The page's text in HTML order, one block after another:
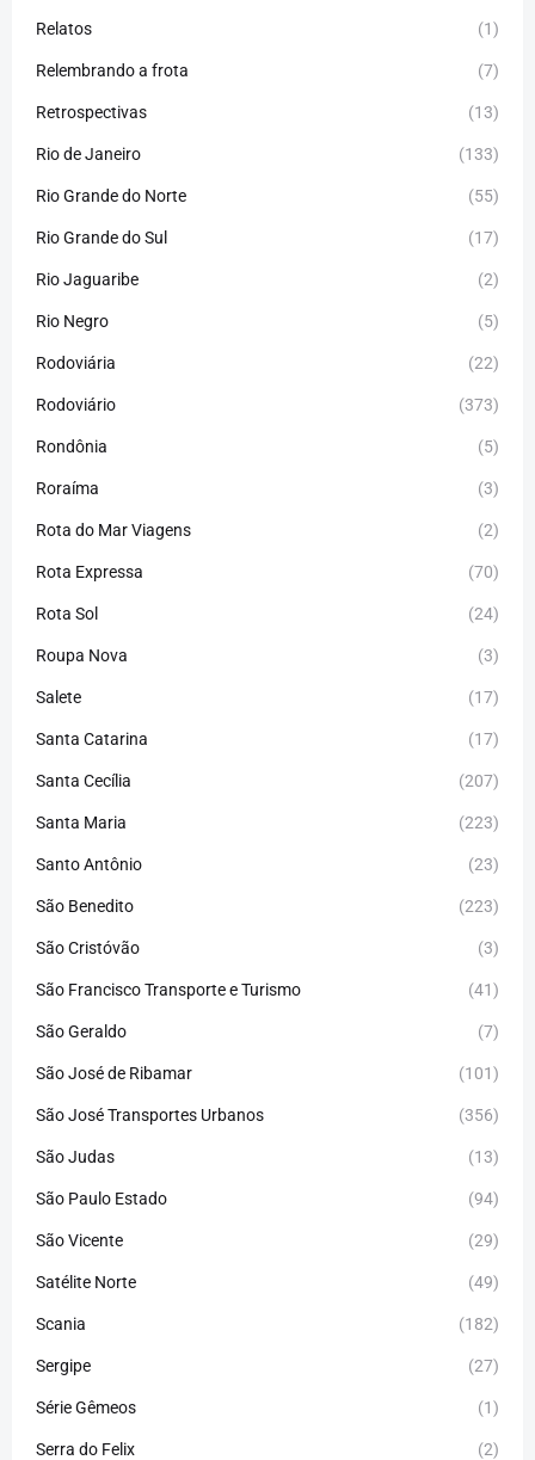
Relatos (1)
Relembrando a frota (7)
Retrospectivas (13)
Rio de Janeiro (133)
Rio Grande do Norte (55)
Rio Grande do Sul (17)
Rio Jaguaribe (2)
Rio Negro (5)
Rodoviária (22)
Rodoviário (373)
Rondônia (5)
Roraíma (3)
Rota do Mar Viagens (2)
Rota Expressa (70)
Rota Sol (24)
Roupa Nova (3)
Salete (17)
Santa Catarina (17)
Santa Cecília (207)
Santa Maria (223)
Santo Antônio (23)
São Benedito (223)
São Cristóvão (3)
São Francisco Transporte e Turismo (41)
São Geraldo (7)
São José de Ribamar (101)
São José Transportes Urbanos (356)
São Judas (13)
São Paulo Estado (94)
São Vicente (29)
Satélite Norte (49)
Scania (182)
Sergipe (27)
Série Gêmeos (1)
Serra do Felix (2)